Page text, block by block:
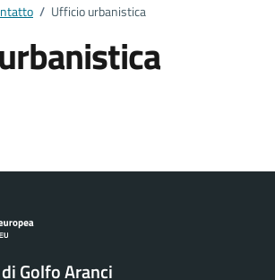
/ Ufficio urbanistica
Golfo Aranci